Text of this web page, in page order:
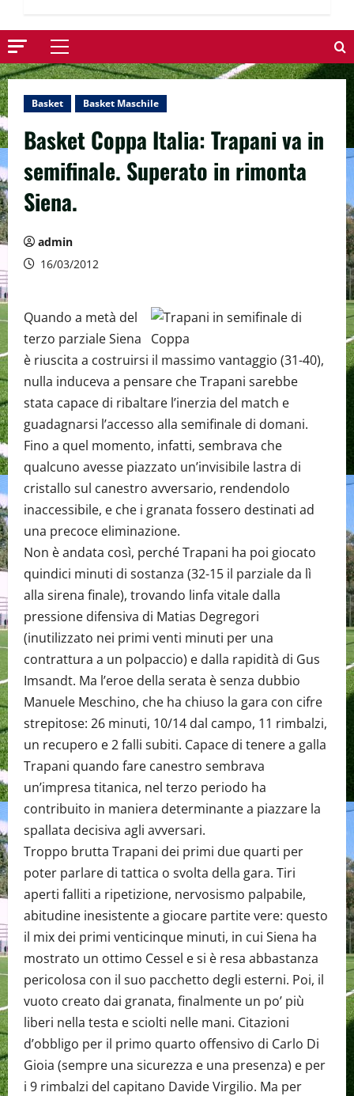
Menu
principale
Basket Basket Maschile
Basket Coppa Italia: Trapani va in
semifinale. Superato in rimonta
Siena.
admin
16/03/2012
Quando a metà del
terzo parziale Siena
è riuscita a costruirsi il massimo vantaggio (31-40),
nulla induceva a pensare che Trapani sarebbe
stata capace di ribaltare l’inerzia del match e
guadagnarsi l’accesso alla semifinale di domani.
Fino a quel momento, infatti, sembrava che
qualcuno avesse piazzato un’invisibile lastra di
cristallo sul canestro avversario, rendendolo
inaccessibile, e che i granata fossero destinati ad
una precoce eliminazione.
Non è andata così, perché Trapani ha poi giocato
quindici minuti di sostanza (32-15 il parziale da lì
alla sirena finale), trovando linfa vitale dalla
pressione difensiva di Matias Degregori
(inutilizzato nei primi venti minuti per una
contrattura a un polpaccio) e dalla rapidità di Gus
Imsandt. Ma l’eroe della serata è senza dubbio
Manuele Meschino, che ha chiuso la gara con cifre
strepitose: 26 minuti, 10/14 dal campo, 11 rimbalzi,
un recupero e 2 falli subiti. Capace di tenere a galla
Trapani quando fare canestro sembrava
un’impresa titanica, nel terzo periodo ha
contribuito in maniera determinante a piazzare la
spallata decisiva agli avversari.
Troppo brutta Trapani dei primi due quarti per
poter parlare di tattica o svolta della gara. Tiri
aperti falliti a ripetizione, nervosismo palpabile,
abitudine inesistente a giocare partite vere: questo
il mix dei primi venticinque minuti, in cui Siena ha
mostrato un ottimo Cessel e si è resa abbastanza
pericolosa con il suo pacchetto degli esterni. Poi, il
vuoto creato dai granata, finalmente un po’ più
liberi nella testa e sciolti nelle mani. Citazioni
d’obbligo per il primo quarto offensivo di Carlo Di
Gioia (sempre una sicurezza e una presenza) e per
i 9 rimbalzi del capitano Davide Virgilio. Ma per